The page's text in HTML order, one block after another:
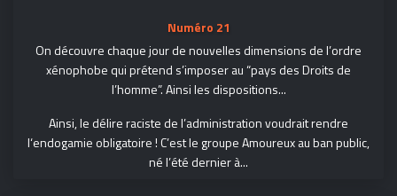
Numéro 21
On découvre chaque jour de nouvelles dimensions de l’ordre
xénophobe qui prétend s’imposer au “pays des Droits de
l’homme”. Ainsi les dispositions...
Ainsi, le délire raciste de l’administration voudrait rendre
l‘endogamie obligatoire ! C’est le groupe Amoureux au ban public,
né l’été dernier à...